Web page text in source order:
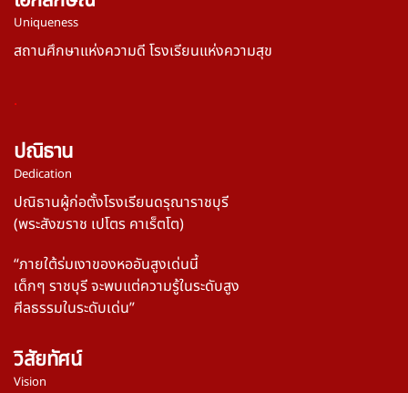
Uniqueness
สถานศึกษาแห่งความดี โรงเรียนแห่งความสุข
.
ปณิธาน
Dedication
ปณิธานผู้ก่อตั้งโรงเรียนดรุณาราชบุรี
(พระสังฆราช เปโตร คาเร็ตโต)
“ภายใต้ร่มเงาของหออันสูงเด่นนี้
เด็กๆ ราชบุรีจะพบแต่ความรู้ในระดับสูง
ศีลธรรมในระดับเด่น”
วิสัยทัศน์
Vision